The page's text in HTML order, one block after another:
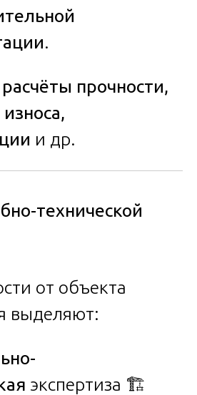
.
расчёты прочности,
и др.
технической
от объекта
выделяют:
экспертиза 🏗